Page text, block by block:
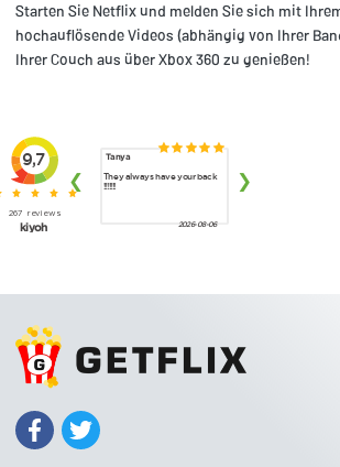
Starten Sie Netflix und melden Sie sich mit
hochauflösende Videos (abhängig von Ihrer
Ihrer Couch aus über Xbox 360 zu genießen!